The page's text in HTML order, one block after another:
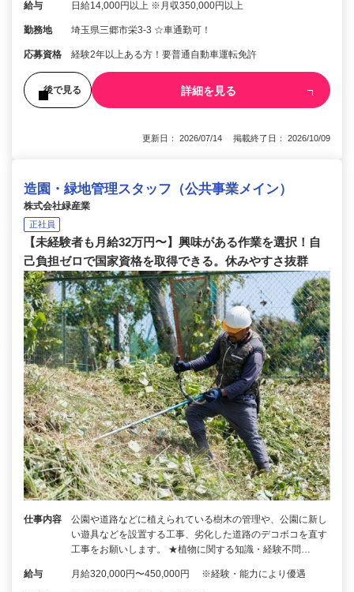
給与 日給14,000円以上 ※月収350,000円以上
勤務地 埼玉県三郷市栄3-3 ☆車通勤可！
応募資格 経験2年以上ある方！要普通自動車運転免許
後で見る 詳細を見る
更新日： 2026/07/14 掲載終了日： 2026/10/09
造園・緑地管理スタッフ（公共事業メイン）
株式会社緑産業
正社員
【未経験者も月給32万円〜】興味がある作業を選択！自
己負担ゼロで国家資格を取得できる。休みやすさ抜群
仕事内容
公園や道路などに植えられている樹木の管理や、公園に新し
い遊具などを設置する工事、劣化した道路のデコボコを直す
工事をお願いします。 ★植物に関する知識・経験不問…
給与 月給320,000円〜450,000円 ※経験・能力により優遇